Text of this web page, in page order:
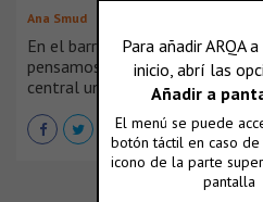
Ana Smud
En el barrio residencial de
pensamos una casa que
central un vínculo fluido con el